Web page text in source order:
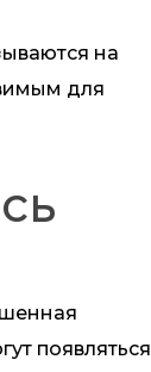
на
для
появляться